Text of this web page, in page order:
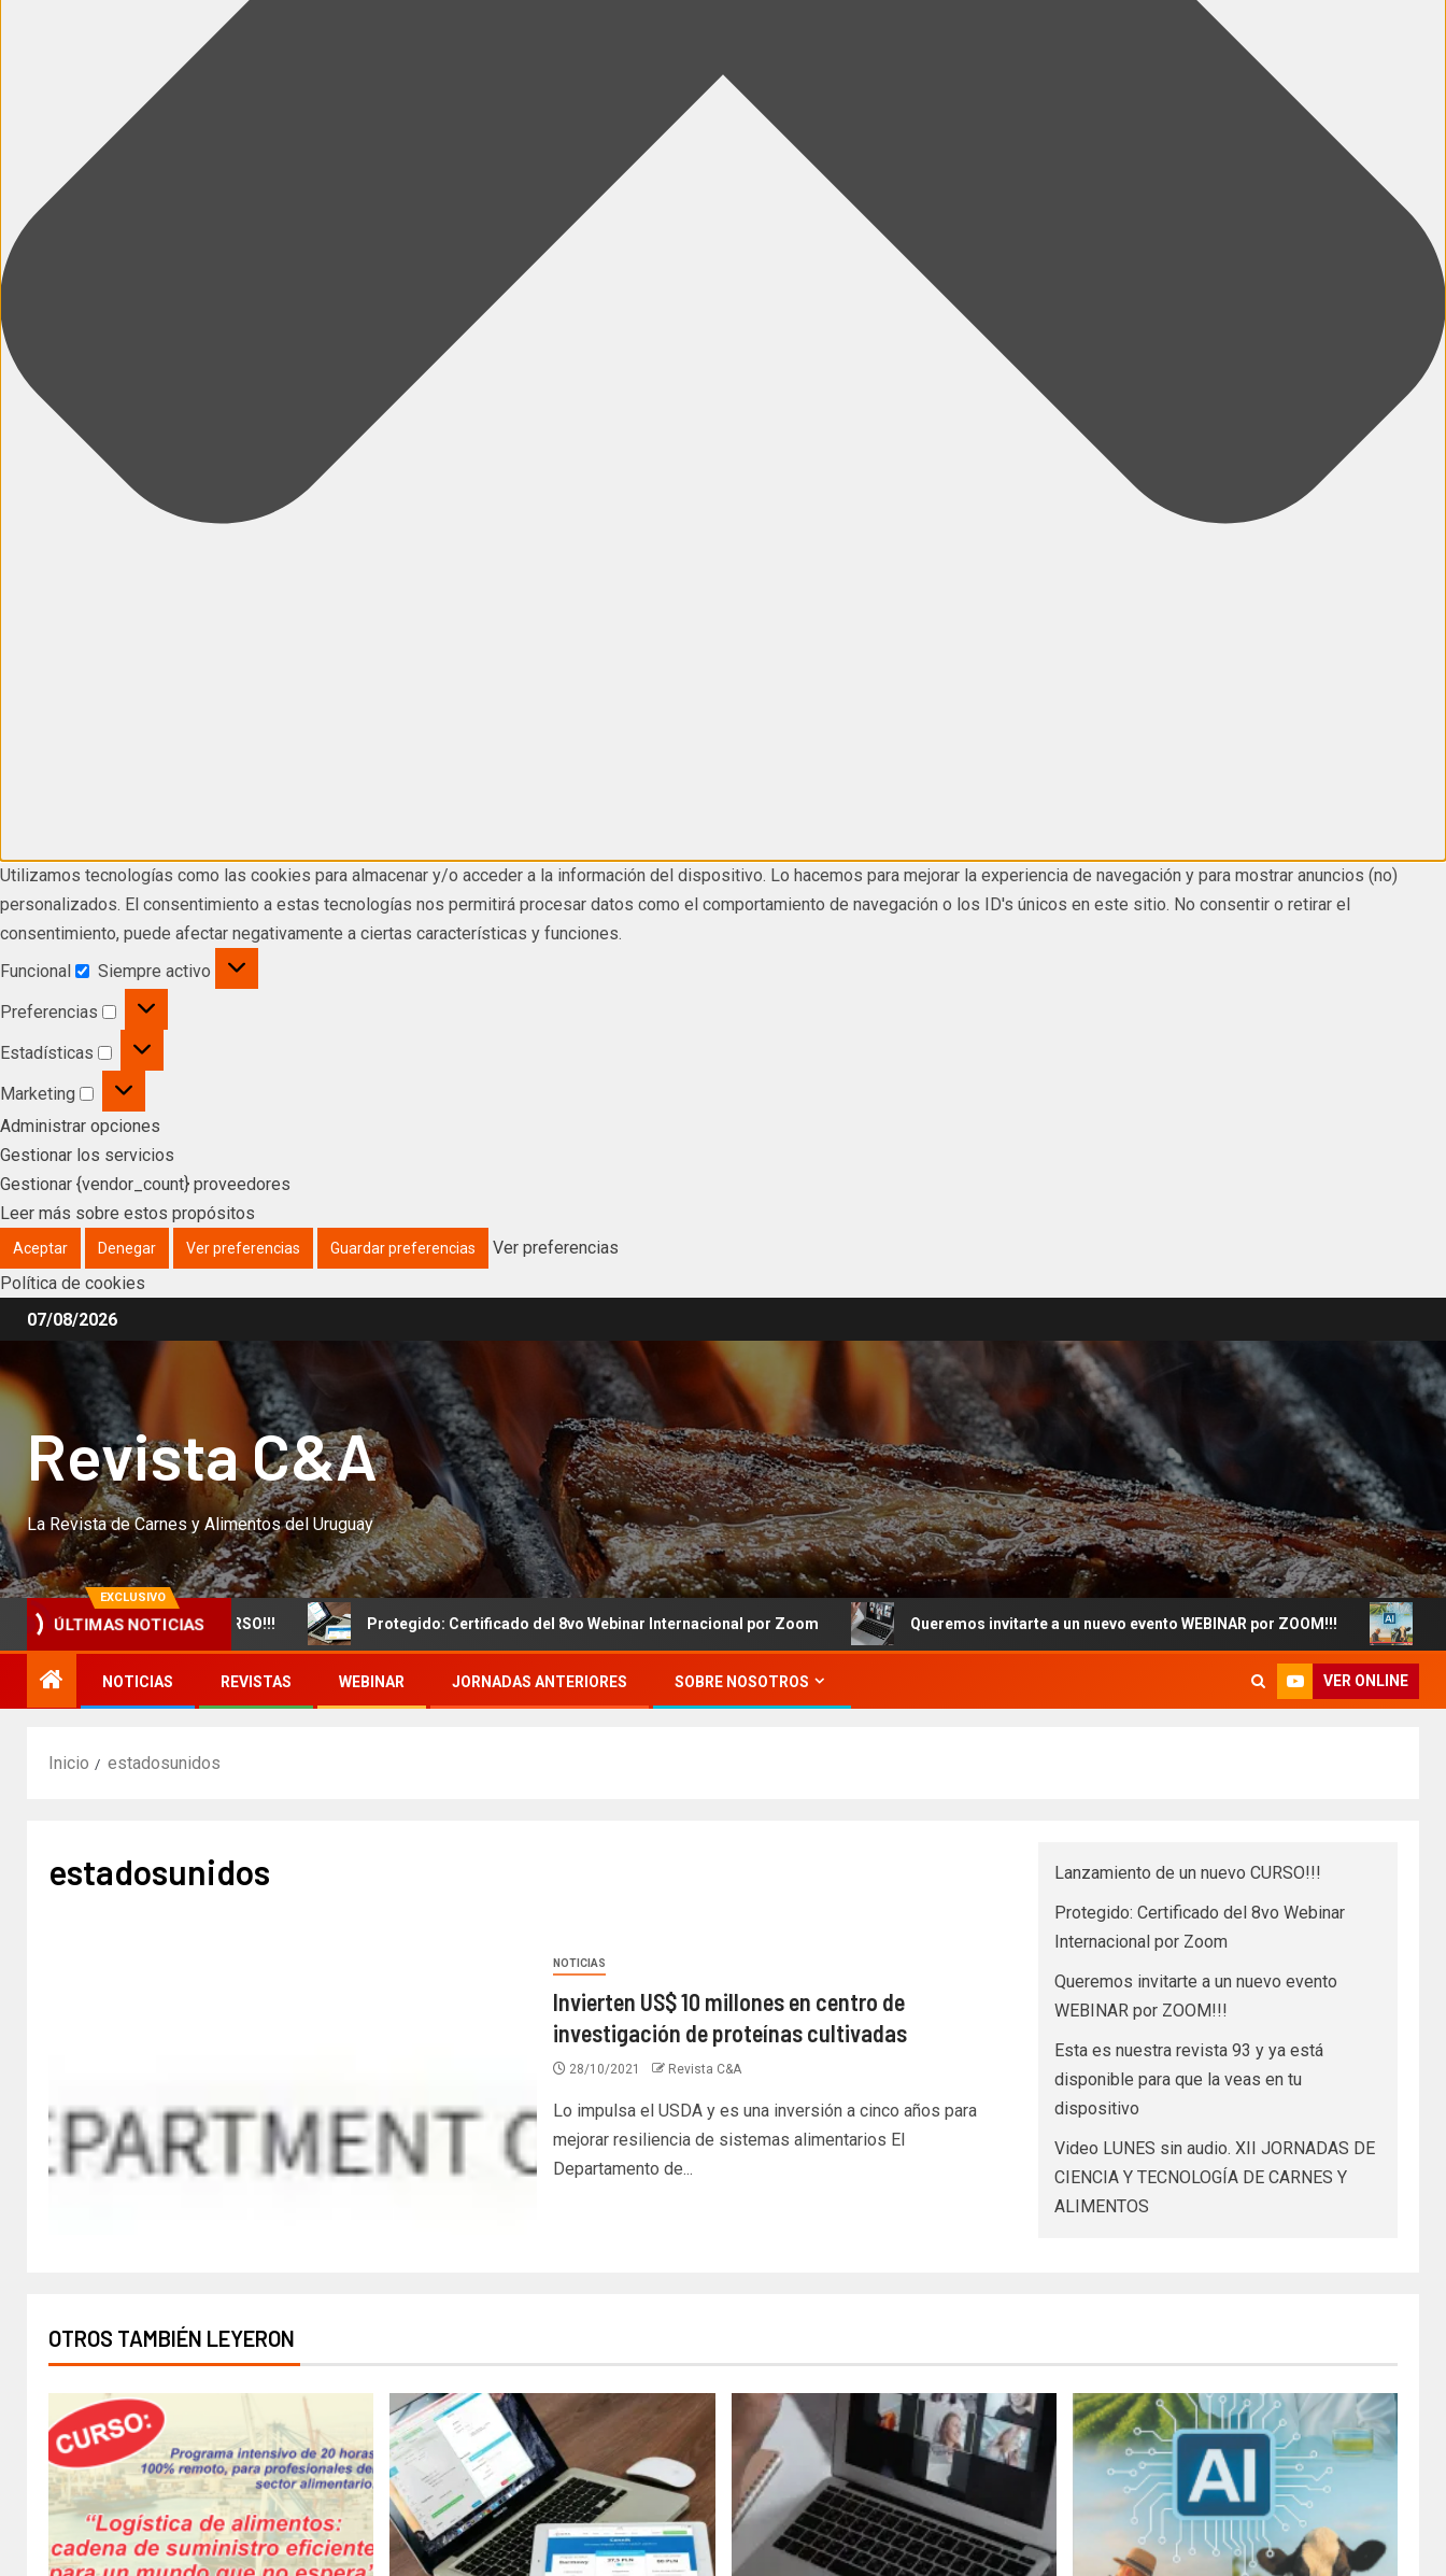
Utilizamos tecnologías como las cookies para almacenar y/o acceder a la información del dispositivo. Lo hacemos para mejorar la experiencia de navegación y para mostrar anuncios (no)
personalizados. El consentimiento a estas tecnologías nos permitirá procesar datos como el comportamiento de navegación o los ID's únicos en este sitio. No consentir o retirar el
consentimiento, puede afectar negativamente a ciertas características y funciones.
Funcional
Siempre activo
Preferencias
Estadísticas
Marketing
Administrar opciones
Gestionar los servicios
Gestionar {vendor_count} proveedores
Leer más sobre estos propósitos
Aceptar Denegar Ver preferencias Guardar preferencias
Ver preferencias
Política de cookies
07/08/2026
Revista C&A
La Revista de Carnes y Alimentos del Uruguay
EXCLUSIVO
ÚLTIMAS NOTICIAS
de un nuevo CURSO!!! Protegido: Certificado del 8vo Webinar Internacional por Zoom Queremos invitarte a un nuevo evento WEBINAR por ZOOM!!! Esta es
NOTICIAS REVISTAS WEBINAR JORNADAS ANTERIORES SOBRE NOSOTROS VER ONLINE
Inicio estadosunidos
estadosunidos
NOTICIAS
Invierten US$ 10 millones en centro de
investigación de proteínas cultivadas
28/10/2021 Revista C&A
Lo impulsa el USDA y es una inversión a cinco años para
mejorar resiliencia de sistemas alimentarios El
Departamento de...
Lanzamiento de un nuevo CURSO!!!
Protegido: Certificado del 8vo Webinar
Internacional por Zoom
Queremos invitarte a un nuevo evento
WEBINAR por ZOOM!!!
Esta es nuestra revista 93 y ya está
disponible para que la veas en tu
dispositivo
Video LUNES sin audio. XII JORNADAS DE
CIENCIA Y TECNOLOGÍA DE CARNES Y
ALIMENTOS
OTROS TAMBIÉN LEYERON